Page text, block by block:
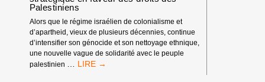
Palestiniens
Alors que le régime israélien de colonialisme et
d’apartheid, vieux de plusieurs décennies, continue
d’intensifier son génocide et son nettoyage ethnique,
une nouvelle vague de solidarité avec le peuple
palestinien
LE